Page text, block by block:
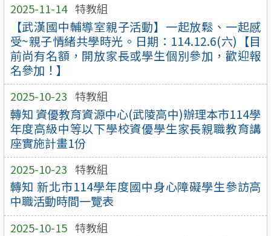
2025-11-14 特教組
【武漢國中輔導室親子活動】一起放鬆、一起感
受~親子情緒共學時光。日期：114.12.6(六)【目
前尚有名額，開放家長或學生個別參加，歡迎報
名參加！】
2025-10-23 特教組
轉知 資優教育資源中心(武陵高中)辦理本市114學
年度高級中等以下學校資優學生家長親職教育講
座實施計畫1份
2025-10-23 特教組
轉知 新北市114學年度國中身心障礙學生參訪高
中職活動時間一覽表
2025-10-15 特教組